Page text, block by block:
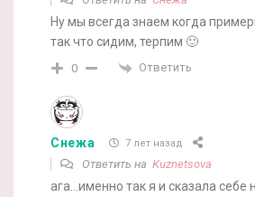
Ну мы всегда знаем когда
так что сидим, терпим 🙂
0 Ответить
Снежа 7 лет назад
Ответить на Kuznetsova
ага…именно так я и сказала